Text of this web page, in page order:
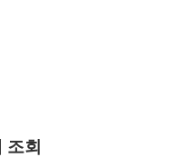
조회